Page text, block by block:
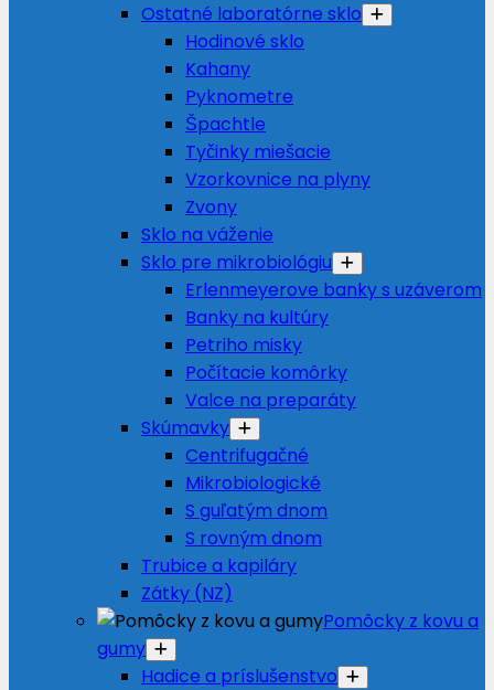
Ostatné laboratórne sklo
Hodinové sklo
Kahany
Pyknometre
Špachtle
Tyčinky miešacie
Vzorkovnice na plyny
Zvony
Sklo na váženie
Sklo pre mikrobiológiu
Erlenmeyerove banky s uzáverom
Banky na kultúry
Petriho misky
Počítacie komôrky
Valce na preparáty
Skúmavky
Centrifugačné
Mikrobiologické
S guľatým dnom
S rovným dnom
Trubice a kapiláry
Zátky (NZ)
Pomôcky z kovu a
gumy
Hadice a príslušenstvo